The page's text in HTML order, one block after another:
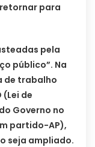
para
pela
público”. Na
de trabalho
(Lei de
Governo no
partido-AP),
seja ampliado.